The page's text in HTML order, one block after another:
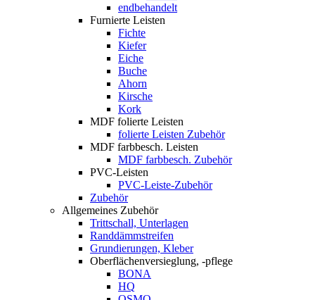
endbehandelt
Furnierte Leisten
Fichte
Kiefer
Eiche
Buche
Ahorn
Kirsche
Kork
MDF folierte Leisten
folierte Leisten Zubehör
MDF farbbesch. Leisten
MDF farbbesch. Zubehör
PVC-Leisten
PVC-Leiste-Zubehör
Zubehör
Allgemeines Zubehör
Trittschall, Unterlagen
Randdämmstreifen
Grundierungen, Kleber
Oberflächenversieglung, -pflege
BONA
HQ